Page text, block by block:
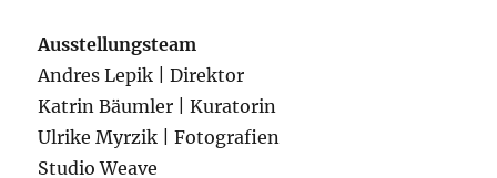
Ausstellungsteam
Andres Lepik | Direktor
Katrin Bäumler | Kuratorin
Ulrike Myrzik | Fotografien
Studio Weave